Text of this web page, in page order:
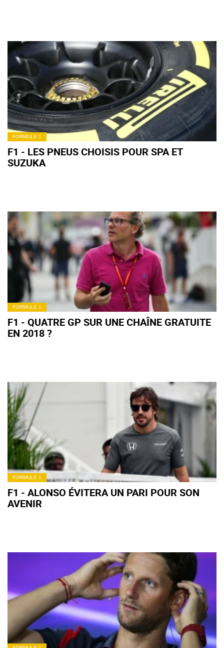
FORMULE 1
F1 - LES PNEUS CHOISIS POUR SPA ET
SUZUKA
FORMULE 1
F1 - QUATRE GP SUR UNE CHAÎNE GRATUITE
EN 2018 ?
FORMULE 1
F1 - ALONSO ÉVITERA UN PARI POUR SON
AVENIR